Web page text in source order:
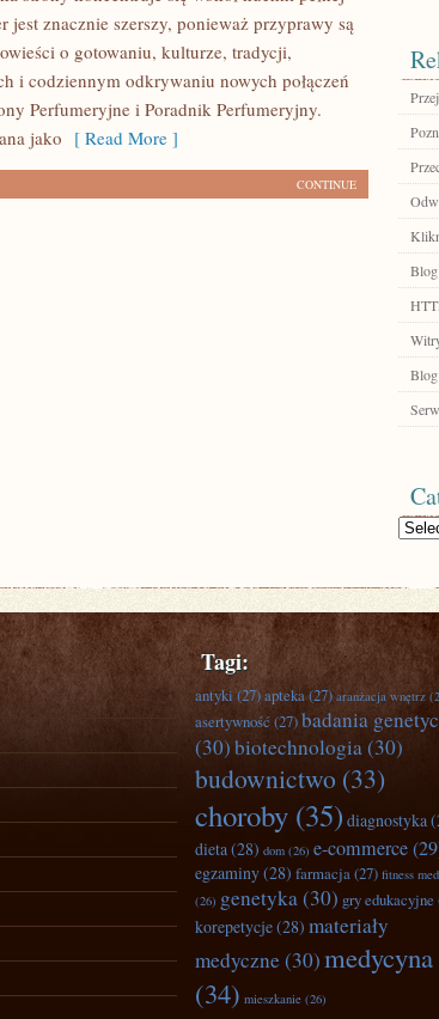
jest znacznie szerszy, ponieważ przyprawy są
o gotowaniu, kulturze, tradycji,
i codziennym odkrywaniu nowych połączeń
Perfumeryjne i Poradnik Perfumeryjny.
jako [ Read More ]
CONTINUE
Blog
Blog
Tagi:
antyki(27)apteka(27) aranżacja wnętrz
asertywność (27)badania
(30)biotechnologia(30)
budownictwo (33)
choroby (35) diagnostyka
dieta(28) dom (26) e-commerce
egzaminy(28) farmacja(27) fitness
(26) genetyka(30) gry edukacyjne
korepetycje(28) materiały
medyczne (30)medycyna
(34) mieszkanie (26)